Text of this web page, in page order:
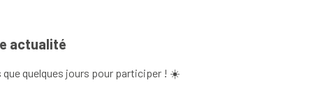
actualité
que quelques jours pour participer ! ☀️